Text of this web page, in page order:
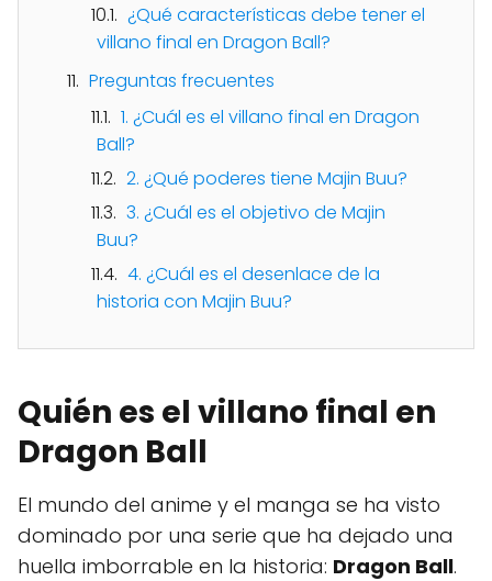
¿Qué características debe tener el
villano final en Dragon Ball?
Preguntas frecuentes
1. ¿Cuál es el villano final en Dragon
Ball?
2. ¿Qué poderes tiene Majin Buu?
3. ¿Cuál es el objetivo de Majin
Buu?
4. ¿Cuál es el desenlace de la
historia con Majin Buu?
Quién es el villano final en
Dragon Ball
El mundo del anime y el manga se ha visto
dominado por una serie que ha dejado una
huella imborrable en la historia: Dragon Ball.